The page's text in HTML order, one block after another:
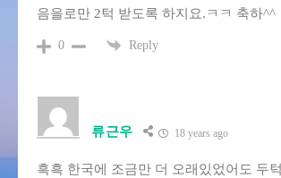
음을로만 2턱 받도록 하지요.ㅋㅋ 축하^^
0 Reply
류근우 18 years ago
흑흑 한국에 조금만 더 오래있었어도 두